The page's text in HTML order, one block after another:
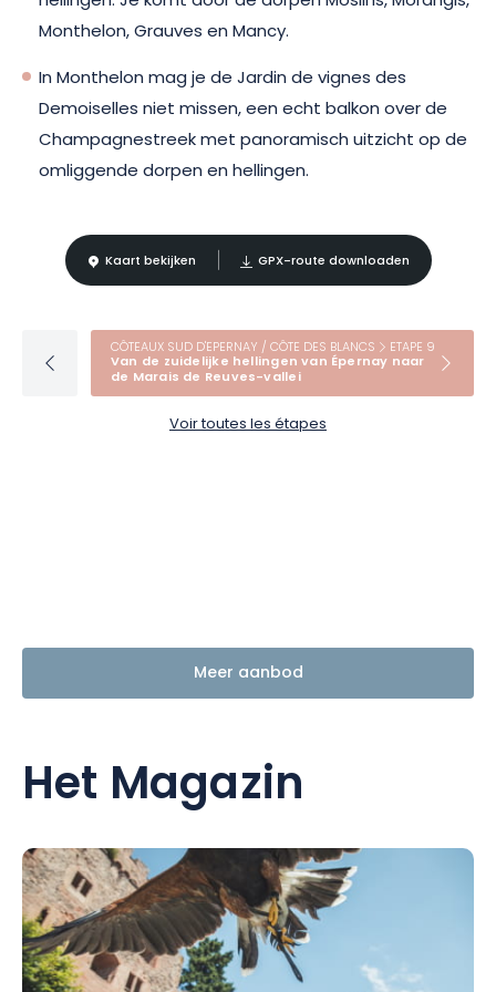
Monthelon, Grauves en Mancy.
In Monthelon mag je de Jardin de vignes des
Demoiselles niet missen, een echt balkon over de
Champagnestreek met panoramisch uitzicht op de
omliggende dorpen en hellingen.
Kaart bekijken GPX-route downloaden
CÔTEAUX SUD D'EPERNAY / CÔTE DES BLANCS ETAPE 9
Van de zuidelijke hellingen van Épernay naar
de Marais de Reuves-vallei
Voir toutes les étapes
Meer aanbod
Het Magazin